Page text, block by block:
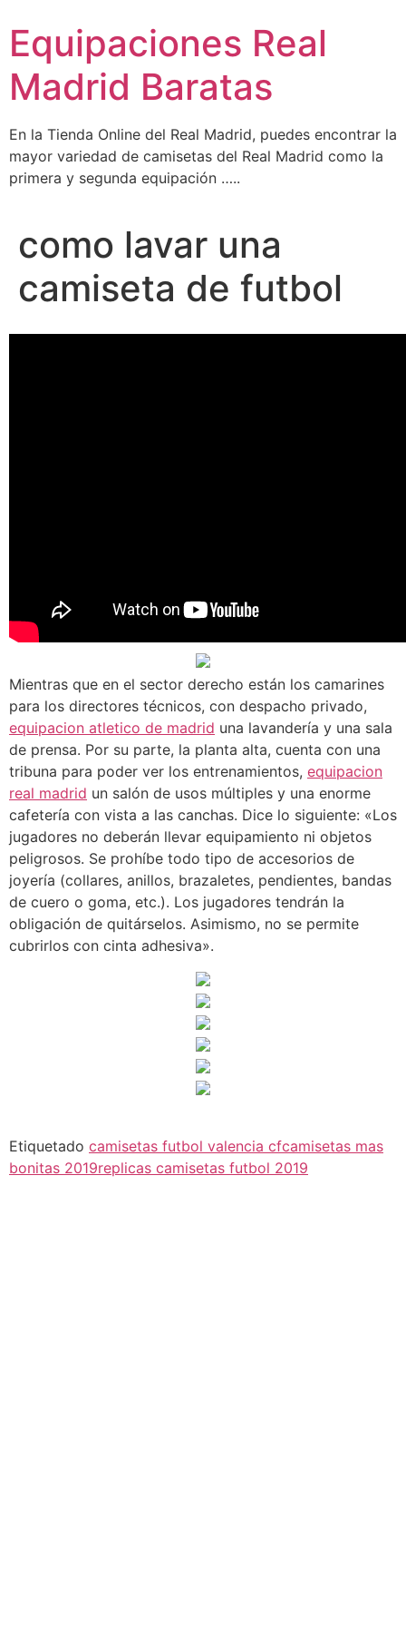
contenido
Equipaciones Real
Madrid Baratas
En la Tienda Online del Real Madrid, puedes encontrar la
mayor variedad de camisetas del Real Madrid como la
primera y segunda equipación …..
como lavar una
camiseta de futbol
Mientras que en el sector derecho están los camarines
para los directores técnicos, con despacho privado,
equipacion atletico de madrid una lavandería y una sala
de prensa. Por su parte, la planta alta, cuenta con una
tribuna para poder ver los entrenamientos, equipacion
real madrid un salón de usos múltiples y una enorme
cafetería con vista a las canchas. Dice lo siguiente: «Los
jugadores no deberán llevar equipamiento ni objetos
peligrosos. Se prohíbe todo tipo de accesorios de
joyería (collares, anillos, brazaletes, pendientes, bandas
de cuero o goma, etc.). Los jugadores tendrán la
obligación de quitárselos. Asimismo, no se permite
cubrirlos con cinta adhesiva».
Etiquetado camisetas futbol valencia cfcamisetas mas
bonitas 2019replicas camisetas futbol 2019